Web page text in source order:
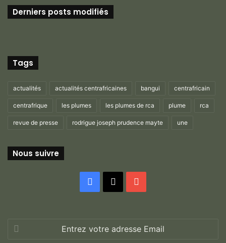
Derniers posts modifiés
Tags
actualités actualités centrafricaines bangui centrafricain
centrafrique les plumes les plumes de rca plume rca
revue de presse rodrigue joseph prudence mayte une
Nous suivre
Facebook
votre